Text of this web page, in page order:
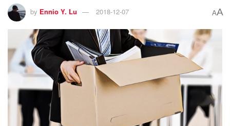
by Ennio Y. Lu 2018-12-07 AA